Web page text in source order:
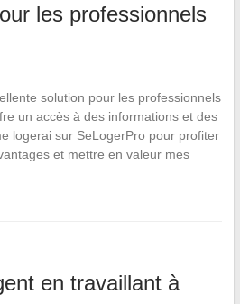
les professionnels
solution pour les professionnels
un accès à des informations et des
logerai sur SeLogerPro pour profiter
et mettre en valeur mes
en travaillant à